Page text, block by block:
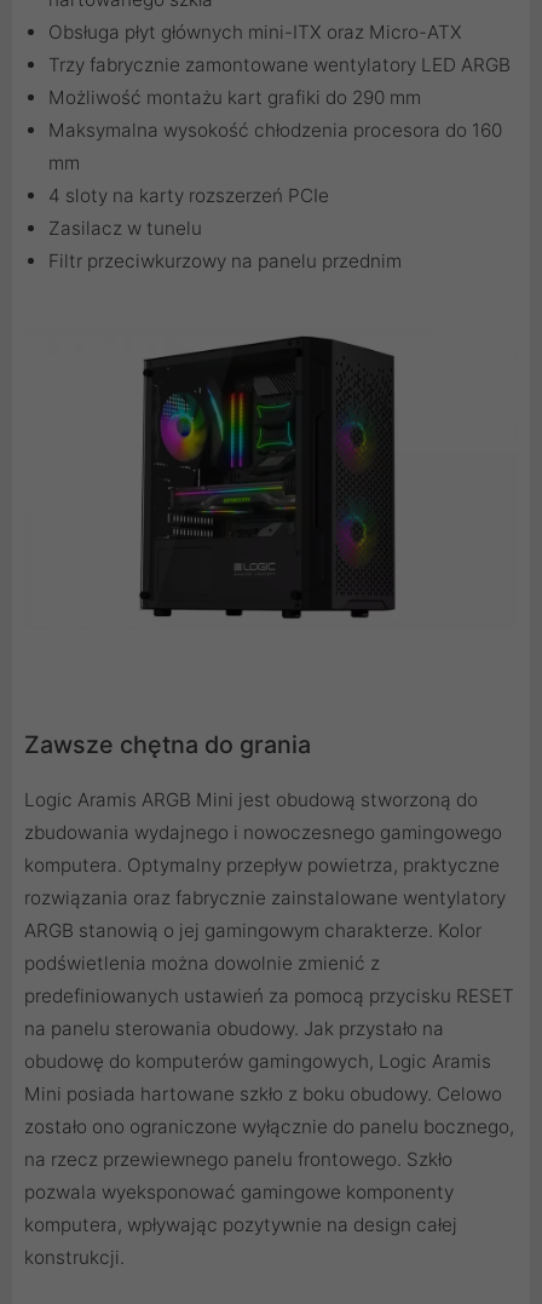
Obsługa płyt głównych mini-ITX oraz Micro-ATX
Trzy fabrycznie zamontowane wentylatory LED ARGB
Możliwość montażu kart grafiki do 290 mm
Maksymalna wysokość chłodzenia procesora do 160
mm
4 sloty na karty rozszerzeń PCIe
Zasilacz w tunelu
Filtr przeciwkurzowy na panelu przednim
Zawsze chętna do grania
Logic Aramis ARGB Mini jest obudową stworzoną do
zbudowania wydajnego i nowoczesnego gamingowego
komputera. Optymalny przepływ powietrza, praktyczne
rozwiązania oraz fabrycznie zainstalowane wentylatory
ARGB stanowią o jej gamingowym charakterze. Kolor
podświetlenia można dowolnie zmienić z
predefiniowanych ustawień za pomocą przycisku RESET
na panelu sterowania obudowy. Jak przystało na
obudowę do komputerów gamingowych, Logic Aramis
Mini posiada hartowane szkło z boku obudowy. Celowo
zostało ono ograniczone wyłącznie do panelu bocznego,
na rzecz przewiewnego panelu frontowego. Szkło
pozwala wyeksponować gamingowe komponenty
komputera, wpływając pozytywnie na design całej
konstrukcji.